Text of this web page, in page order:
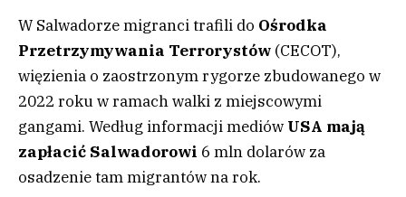
W Salwadorze migranci trafili do Ośrodka
Przetrzymywania Terrorystów (CECOT),
więzienia o zaostrzonym rygorze zbudowanego w
2022 roku w ramach walki z miejscowymi
gangami. Według informacji mediów USA mają
zapłacić Salwadorowi 6 mln dolarów za
osadzenie tam migrantów na rok.